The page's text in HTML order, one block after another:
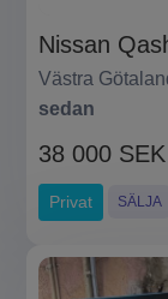
Nissan
Västra
sedan
38 000 SEK
Privat SÄLJA